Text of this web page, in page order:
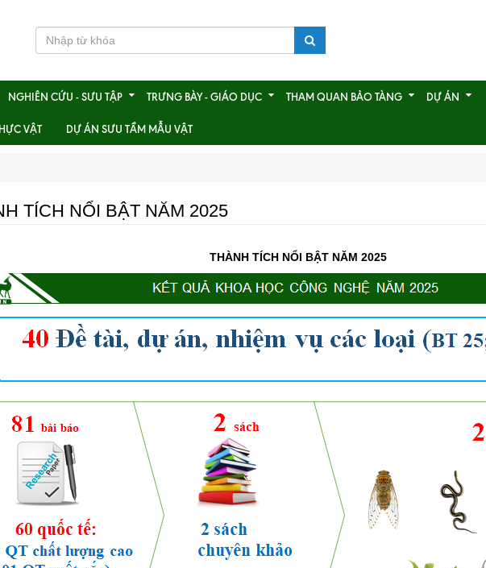
NGHIÊN CỨU - SƯU TẬP TRƯNG BÀY - GIÁO DỤC THAM QUAN BẢO TÀNG DỰ ÁN
VẬT DỰ ÁN SƯU TẦM MẪU VẬT
TÍCH NỔI BẬT NĂM 2025
THÀNH TÍCH NỔI BẬT NĂM 2025